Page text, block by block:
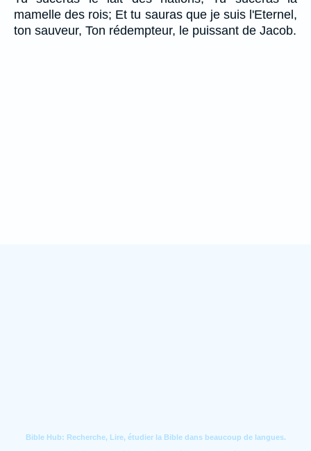
mamelle des rois; Et tu sauras que je suis l'Eternel,
ton sauveur, Ton rédempteur, le puissant de Jacob.